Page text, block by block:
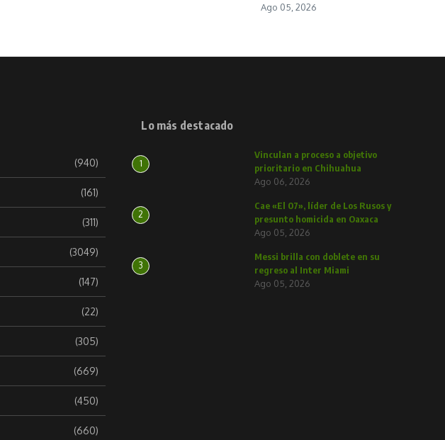
Ago 05, 2026
(940)
(161)
(311)
(3049)
(147)
(22)
(305)
(669)
(450)
(660)
Lo más destacado
1
Vinculan a proceso a objetivo
prioritario en Chihuahua
Ago 06, 2026
2
Cae «El 07», líder de Los Rusos y
presunto homicida en Oaxaca
Ago 05, 2026
3
Messi brilla con doblete en su
regreso al Inter Miami
Ago 05, 2026